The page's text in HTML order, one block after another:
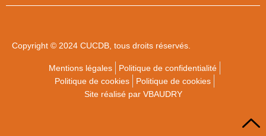
Copyright © 2024 CUCDB, tous droits réservés.
Mentions légales
Politique de confidentialité
Politique de cookies
Politique de cookies
Site réalisé par VBAUDRY